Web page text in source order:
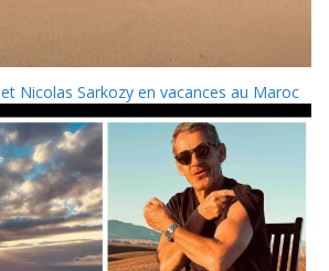
Nicolas Sarkozy en vacances au Maroc